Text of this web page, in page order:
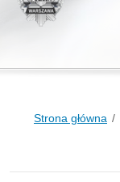
Strona główna